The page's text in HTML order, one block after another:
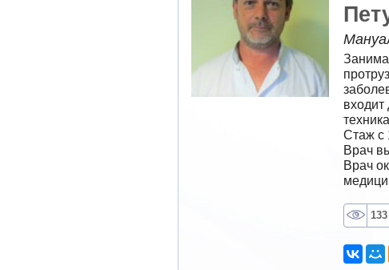
входит
Стаж с
Врач
Врач
133